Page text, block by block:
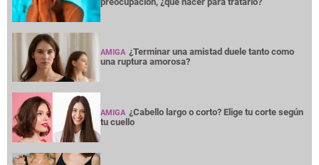
AMIGA ¿Terminar una amistad duele tanto como
una ruptura amorosa?
AMIGA ¿Cabello largo o corto? Elige tu corte según
tu cuello